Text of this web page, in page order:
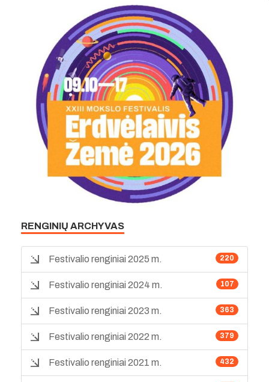
RENGINIŲ ARCHYVAS
220
Festivalio renginiai 2025 m.
107
Festivalio renginiai 2024 m.
363
Festivalio renginiai 2023 m.
379
Festivalio renginiai 2022 m.
432
Festivalio renginiai 2021 m.